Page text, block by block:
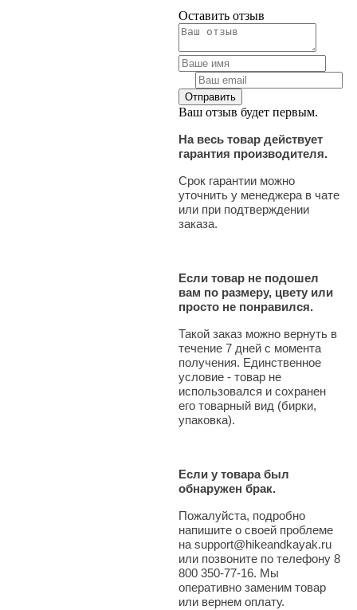
Оставить отзыв
Ваш отзыв будет первым.
На весь товар действует
гарантия производителя.
Срок гарантии можно
уточнить у менеджера в чате
или при подтверждении
заказа.
Если товар не подошел
вам по размеру, цвету или
просто не понравился.
Такой заказ можно вернуть в
течение 7 дней с момента
получения. Единственное
условие - товар не
использовался и сохранен
его товарный вид (бирки,
упаковка).
Если у товара был
обнаружен брак.
Пожалуйста, подробно
напишите о своей проблеме
на support@hikeandkayak.ru
или позвоните по телефону 8
800 350-77-16. Мы
оперативно заменим товар
или вернем оплату.